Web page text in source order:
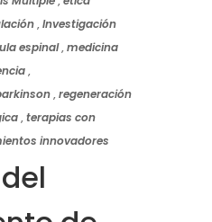
,Investigación
espinal,medicina
,
,regeneración
,terapias con
innovadores